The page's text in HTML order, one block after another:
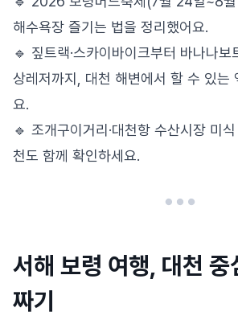
해수욕장 즐기는 법을 정리했어요.
🔹 짚트랙·스카이바이크부터 바나나보
상레저까지, 대천 해변에서 할 수 있는
요.
🔹 조개구이거리·대천항 수산시장 미
천도 함께 확인하세요.
서해 보령 여행, 대천 중
짜기